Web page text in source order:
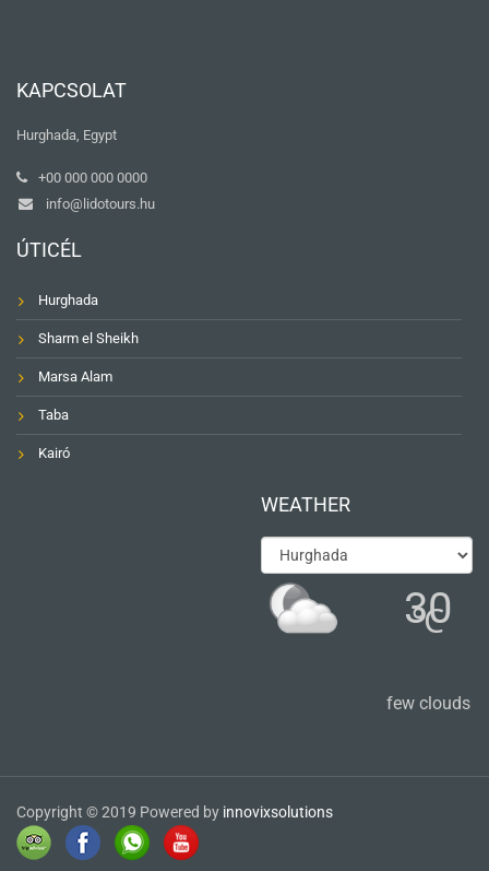
KAPCSOLAT
Hurghada, Egypt
+00 000 000 0000
info@lidotours.hu
ÚTICÉL
Hurghada
Sharm el Sheikh
Marsa Alam
Taba
Kairó
WEATHER
30
℃
few clouds
Copyright © 2019 Powered by innovixsolutions